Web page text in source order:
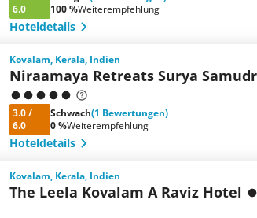
6.0
100 %Weiterempfehlung
Hoteldetails
Kovalam, Kerala, Indien
Niraamaya Retreats Surya
3.0/
6.0
Schwach(1 Bewertungen)
0 %Weiterempfehlung
Hoteldetails
Kovalam, Kerala, Indien
The Leela Kovalam A Raviz Hotel